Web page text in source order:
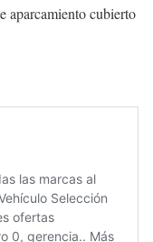
aparcamiento cubierto